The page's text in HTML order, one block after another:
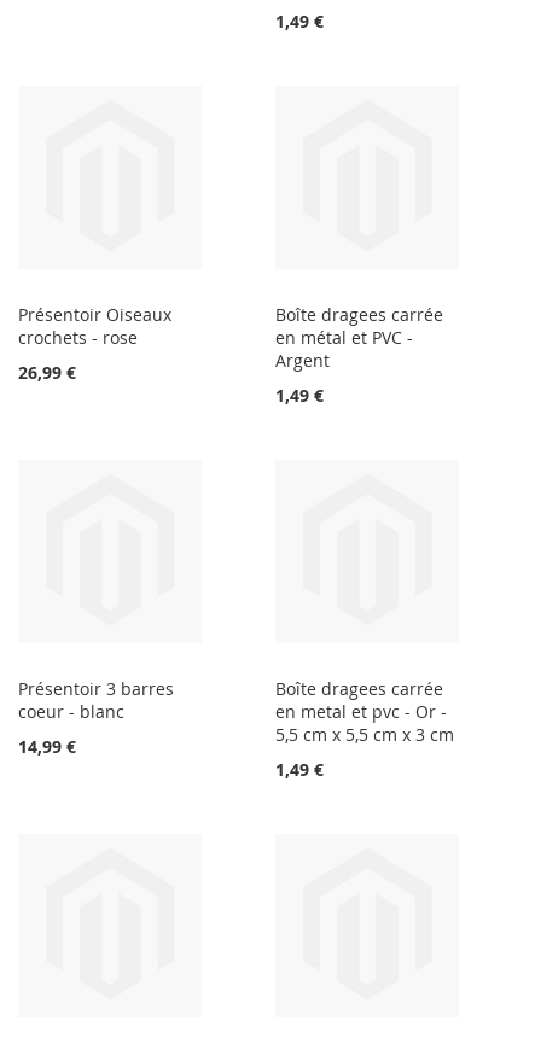
1,49 €
Présentoir Oiseaux
crochets - rose
26,99 €
Boîte dragees carrée
en métal et PVC -
Argent
1,49 €
Présentoir 3 barres
coeur - blanc
14,99 €
Boîte dragees carrée
en metal et pvc - Or -
5,5 cm x 5,5 cm x 3 cm
1,49 €